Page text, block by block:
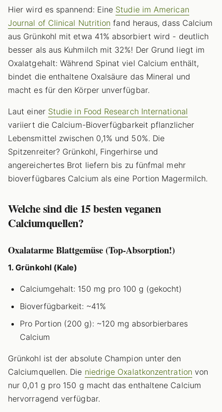
Hier wird es spannend: Eine Studie im American
Journal of Clinical Nutrition fand heraus, dass Calcium
aus Grünkohl mit etwa 41% absorbiert wird - deutlich
besser als aus Kuhmilch mit 32%! Der Grund liegt im
Oxalatgehalt: Während Spinat viel Calcium enthält,
bindet die enthaltene Oxalsäure das Mineral und
macht es für den Körper unverfügbar.
Laut einer Studie in Food Research International
variiert die Calcium-Bioverfügbarkeit pflanzlicher
Lebensmittel zwischen 0,1% und 50%. Die
Spitzenreiter? Grünkohl, Fingerhirse und
angereichertes Brot liefern bis zu fünfmal mehr
bioverfügbares Calcium als eine Portion Magermilch.
Welche sind die 15 besten veganen
Calciumquellen?
Oxalatarme Blattgemüse (Top-Absorption!)
1. Grünkohl (Kale)
Calciumgehalt: 150 mg pro 100 g (gekocht)
Bioverfügbarkeit: ~41%
Pro Portion (200 g): ~120 mg absorbierbares
Calcium
Grünkohl ist der absolute Champion unter den
Calciumquellen. Die niedrige Oxalatkonzentration von
nur 0,01 g pro 150 g macht das enthaltene Calcium
hervorragend verfügbar.